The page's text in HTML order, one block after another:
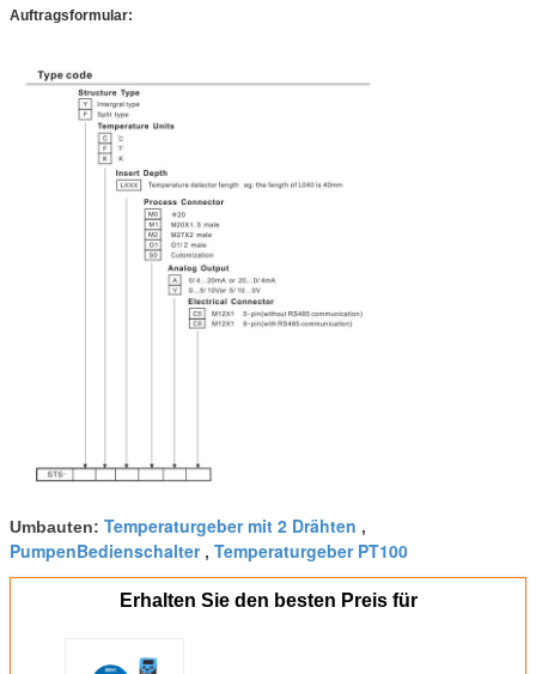
Auftragsformular:
Umbauten: Temperaturgeber mit 2 Drähten ,
PumpenBedienschalter, Temperaturgeber PT100
Erhalten Sie den besten Preis für